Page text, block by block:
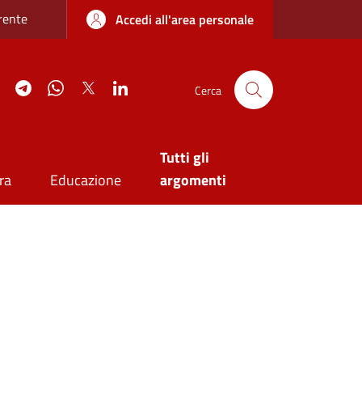
sottileAccedi all'area personale
YouTubeTelegramWhatsApp
Twitter Cerca
Educazione
Tutti gli
argomenti